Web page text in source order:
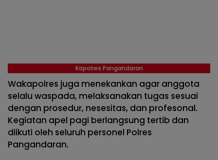
Kapolres Pangandaran
Wakapolres juga menekankan agar anggota
selalu waspada, melaksanakan tugas sesuai
dengan prosedur, nesesitas, dan profesonal.
Kegiatan apel pagi berlangsung tertib dan
diikuti oleh seluruh personel Polres
Pangandaran.